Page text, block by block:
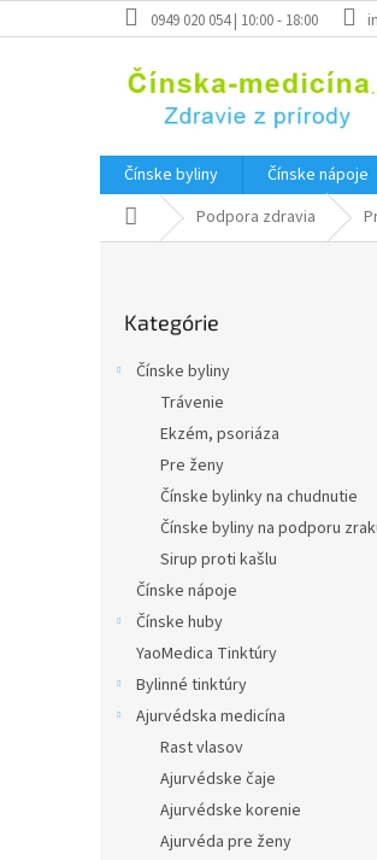
na
0949 020 054 | 10:00 - 18:00
Čínske byliny Čínske nápoje
DomovPodpora zdravia
kategórie
Kategórie
Čínske byliny
Trávenie
Ekzém, psoriáza
Pre ženy
Čínske bylinky na chudnutie
Čínske byliny na podporu
Sirup proti kašlu
Čínske nápoje
Čínske huby
YaoMedica Tinktúry
Bylinné tinktúry
Ajurvédska medicína
Rast vlasov
Ajurvédske čaje
Ajurvédske korenie
Ajurvéda pre ženy